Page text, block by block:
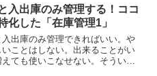
便利ですよ。
入出庫のみ管理する！ココ
化した「在庫管理1」
入出庫のみ管理できればいい。や
いことはしない。出来ることがい
えても使いこなせない。そういう